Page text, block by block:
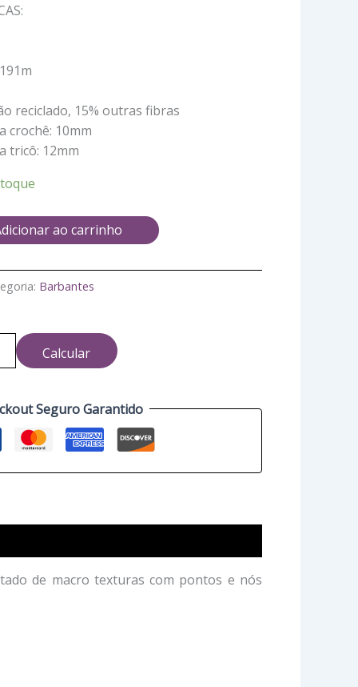
reciclado, 15% outras fibras
crochê: 10mm
tricô: 12mm
ao carrinho
Barbantes
Calcular
Seguro Garantido
de macro texturas com pontos e nós